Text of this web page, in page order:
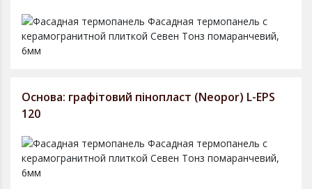
Основа: графітовий пінопласт (Neopor) L-EPS
120